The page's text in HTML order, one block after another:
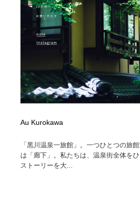
Au Kurokawa
「黒川温泉一旅館」。一つひとつの旅
は「廊下」。私たちは、温泉街全体を
ストーリーを大...